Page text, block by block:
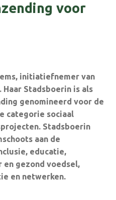
voor
initiatiefnemer van
Stadsboerin is als
genomineerd voor de
categorie sociaal
Stadsboerin
aan de
educatie,
en gezond voedsel,
en netwerken.